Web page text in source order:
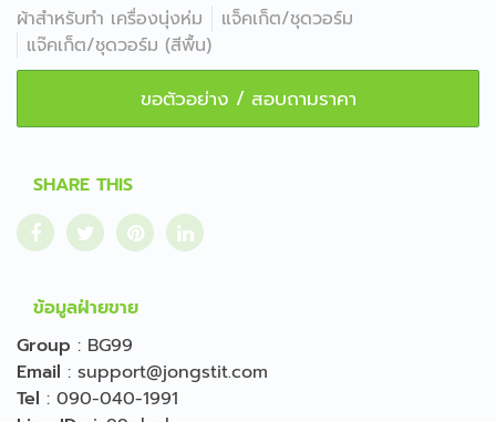
ผ้าสำหรับทำ เครื่องนุ่งห่ม
แจ็คเก็ต/ชุดวอร์ม
แจ๊คเก็ต/ชุดวอร์ม (สีพื้น)
ขอตัวอย่าง / สอบถามราคา
SHARE THIS
ข้อมูลฝ่ายขาย
Group : BG99
Email : support@jongstit.com
Tel : 090-040-1991